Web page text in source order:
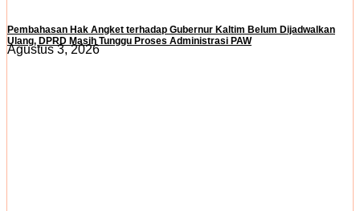
Pembahasan Hak Angket terhadap Gubernur Kaltim Belum Dijadwalkan
Ulang, DPRD Masih Tunggu Proses Administrasi PAW
Agustus 3, 2026